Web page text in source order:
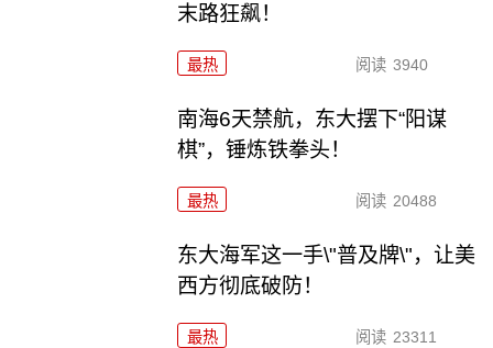
末路狂飙！
最热 阅读 3940
南海6天禁航，东大摆下“阳谋
棋”，锤炼铁拳头！
最热 阅读 20488
东大海军这一手\"普及牌\"，让美
西方彻底破防！
最热 阅读 23311